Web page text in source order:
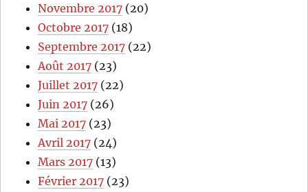
Novembre 2017 (20)
Octobre 2017 (18)
Septembre 2017 (22)
Août 2017 (23)
Juillet 2017 (22)
Juin 2017 (26)
Mai 2017 (23)
Avril 2017 (24)
Mars 2017 (13)
Février 2017 (23)